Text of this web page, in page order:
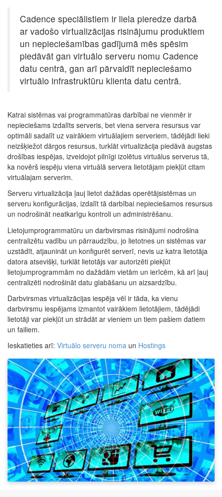
Cadence speciālistiem ir liela pieredze darbā
ar vadošo virtualizācijas risinājumu produktiem
un nepieciešamības gadījumā mēs spēsim
piedāvāt gan virtuālo serveru nomu Cadence
datu centrā, gan arī pārvaldīt nepieciešamo
virtuālo infrastruktūru klienta datu centrā.
Katrai sistēmas vai programmatūras darbībai ne vienmēr ir
nepieciešams izdalīts serveris, bet viena servera resursus var
optimāli sadalīt uz vairākiem virtuālajiem serveriem, tādējādi lieki
neizšķiežot dārgos resursus, turklāt virtualizācija piedāvā augstas
drošības iespējas, izveidojot pilnīgi izolētus virtuālus serverus tā,
ka novērš iespēju viena virtuālā servera lietotājam piekļūt citam
virtuālajam serverim.
Serveru virtualizācija ļauj lietot dažādas operētājsistēmas un
serveru konfigurācijas, izdalīt tā darbībai nepieciešamos resursus
un nodrošināt neatkarīgu kontroli un administrēšanu.
Lietojumprogrammatūru un darbvirsmas risinājumi nodrošina
centralizētu vadību un pārraudzību, jo lietotnes un sistēmas var
uzstādīt, atjaunināt un konfigurēt serverī, nevis uz katra lietotāja
datora atsevišķi, turklāt lietotājs var autorizēti piekļūt
lietojumprogrammām no dažādām vietām un ierīcēm, kā arī ļauj
centralizēti nodrošināt datu glabāšanu un aizsardzību.
Darbvirsmas virtualizācijas iespēja vēl ir tāda, ka vienu
darbvirsmu iespējams izmantot vairākiem lietotājiem, tādējādi
lietotāji var piekļūt un strādāt ar vieniem un tiem pašiem datiem
un failiem.
Ieskatieties arī: Virtuālo serveru noma un Hostings